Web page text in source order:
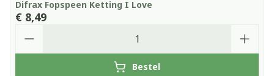
Difrax Fopspeen Ketting I Love
€ 8,49
Bestel